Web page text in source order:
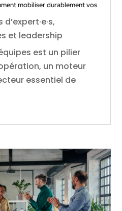
mobiliser durablement vos
d’expert·e·s,
et leadership
est un pilier
un moteur
essentiel de